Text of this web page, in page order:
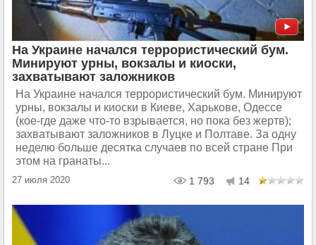
На Украине начался террористический бум.
Минируют урны, вокзалы и киоски,
захватывают заложников
На Украине начался террористический бум. Минируют
урны, вокзалы и киоски в Киеве, Харькове, Одессе
(кое-где даже что-то взрывается, но пока без жертв);
захватывают заложников в Луцке и Полтаве. За одну
неделю больше десятка случаев по всей стране При
этом на гранаты...
27 июля 2020 1 793 14